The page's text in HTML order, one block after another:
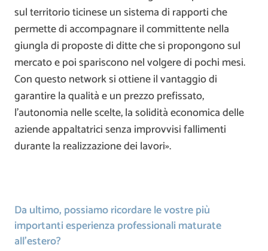
sul territorio ticinese un sistema di rapporti che
permette di accompagnare il committente nella
giungla di proposte di ditte che si propongono sul
mercato e poi spariscono nel volgere di pochi mesi.
Con questo network si ottiene il vantaggio di
garantire la qualità e un prezzo prefissato,
l’autonomia nelle scelte, la solidità economica delle
aziende appaltatrici senza improvvisi fallimenti
durante la realizzazione dei lavori».
Da ultimo, possiamo ricordare le vostre più
importanti esperienza professionali maturate
all’estero?